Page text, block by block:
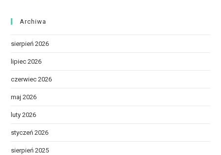
Archiwa
sierpień 2026
lipiec 2026
czerwiec 2026
maj 2026
luty 2026
styczeń 2026
sierpień 2025